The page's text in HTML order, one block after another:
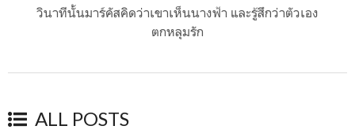
วินาทีนั้นมาร์คัสคิดว่าเขาเห็นนางฟ้า และรู้สึกว่าตัวเอง
ตกหลุมรัก
ALL POSTS